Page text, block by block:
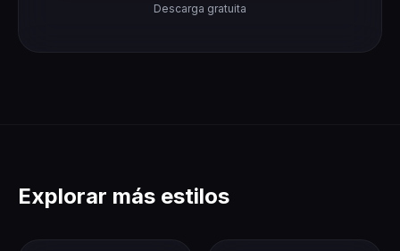
Descarga gratuita
Explorar más estilos